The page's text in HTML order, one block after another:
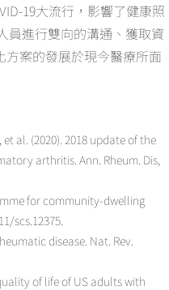
19大流行，影響了健康照
員進行雙向的溝通、獲取資
方案的發展於現今醫療所面
et al. (2020). 2018 update of the
arthritis. Ann. Rheum. Dis,
for community-dwelling
scs.12375.
disease. Nat. Rev.
of life of US adults with